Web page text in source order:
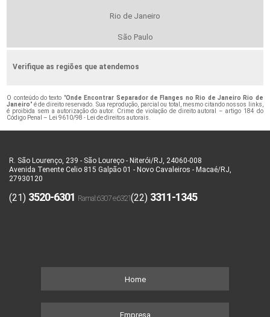
Rio de Janeiro
São Paulo
Verifique as regiões que atendemos
O conteúdo do texto "Onde Encontrar Separador de Flanges no Rio de Janeiro Rio de
Janeiro" é de direito reservado. Sua reprodução, parcial ou total, mesmo citando nossos links,
é proibida sem a autorização do autor. Crime de violação de direito autoral – artigo 184 do
Código Penal –
Lei 9610/98 - Lei de direitos autorais
R. São Lourenço, 239 - São Loureço - Niterói/RJ, 24060-008
Avenida Tenente Celio 815 Galpão 01 - Novo Cavaleiros - Macaé/RJ,
27930120
(21) 3520-6301 (22) 3311-1345
Home
Empresa